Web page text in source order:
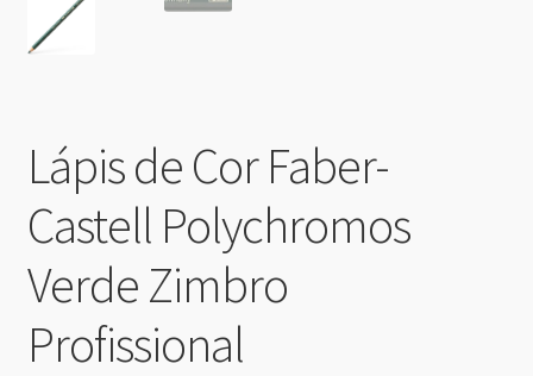
Lápis de Cor Faber-
Castell Polychromos
Verde Zimbro
Profissional